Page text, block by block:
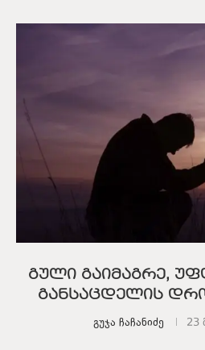
გული გაიმაგრე,
განსაცდელის
გუჯა ჩაჩანიძე 23